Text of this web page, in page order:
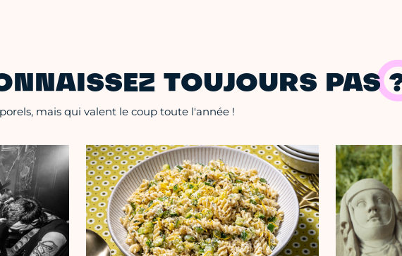
TOUJOURS PAS
mais qui valent le coup toute l'année !